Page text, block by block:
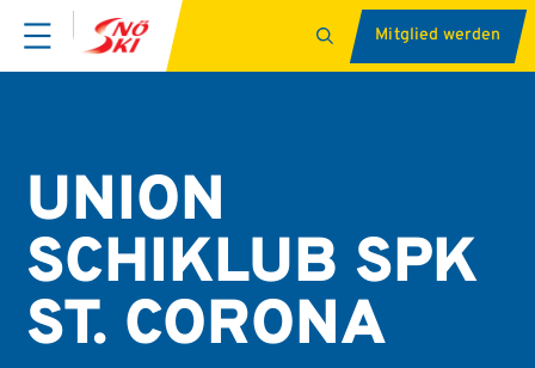
Mitglied werden
UNION
SCHIKLUB SPK
ST. CORONA